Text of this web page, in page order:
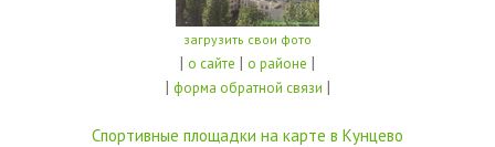
загрузить свои фото
| о сайте | о районе |
| форма обратной связи |
Спортивные площадки на карте в Кунцево